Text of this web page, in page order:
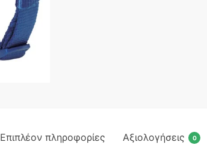
Επιπλέον πληροφορίες Αξιολογήσεις 0